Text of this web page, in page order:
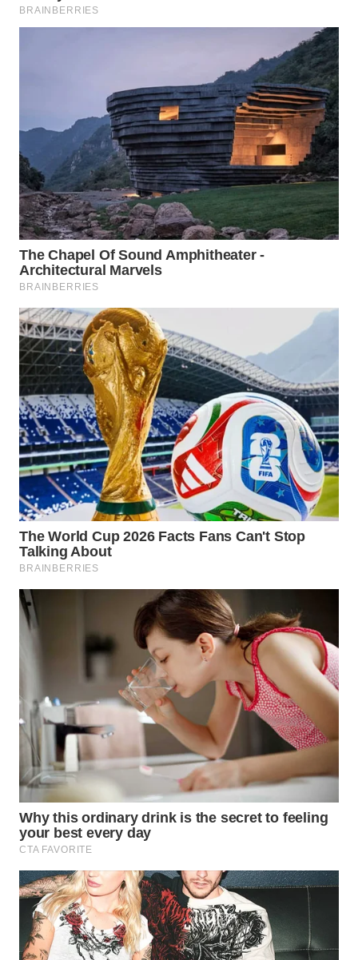
WN
KARO
WN
LABUHANBATU
WN
TAPANULI
TENGAH
WN DELI
SERDANG
WN
TEBING
TINGGI
WN
PAKPAK
WN
KARAWANG
WN
BEKASI
BOGOR
WN
TAPANULI
UTARA
WN
SAMOSIR
WN
PADANG
WN
SUMEDANG